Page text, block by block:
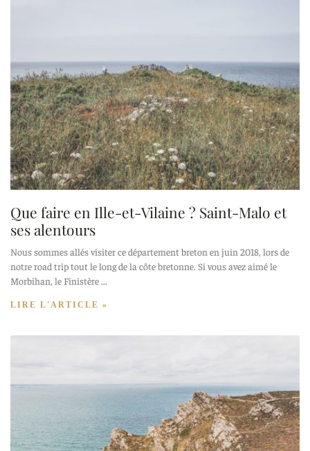
Que faire en Ille-et-Vilaine ? Saint-Malo et
ses alentours
Nous sommes allés visiter ce département breton en juin 2018, lors de
notre road trip tout le long de la côte bretonne. Si vous avez aimé le
Morbihan, le Finistère
LIRE L'ARTICLE »